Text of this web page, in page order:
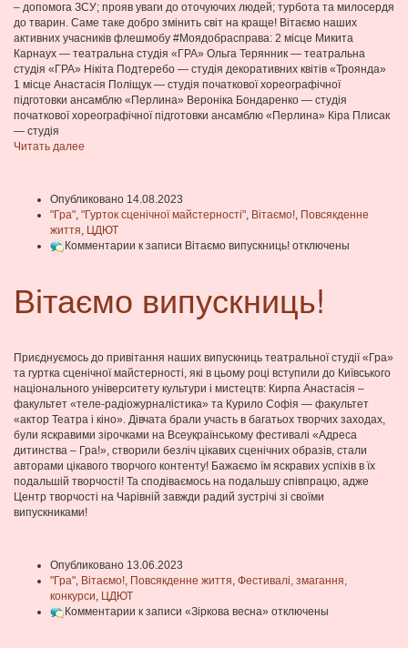
– допомога ЗСУ; прояв уваги до оточуючих людей; турбота та милосердя
до тварин. Саме таке добро змінить світ на краще! Вітаємо наших
активних учасників флешмобу #Моядобрасправа: 2 місце Микита
Карнаух — театральна студія «ГРА» Ольга Терянник — театральна
студія «ГРА» Нікіта Подтеребо — студія декоративних квітів «Троянда»
1 місце Анастасія Поліщук — студія початкової хореографічної
підготовки ансамблю «Перлина» Вероніка Бондаренко — студія
початкової хореографічної підготовки ансамблю «Перлина» Кіра Плисак
— студія
Читать далее
Опубликовано 14.08.2023
"Гра", "Гурток сценічної майстерності", Вітаємо!, Повсякденне
життя, ЦДЮТ
Комментарии к записи Вітаємо випускниць! отключены
Вітаємо випускниць!
Приєднуємось до привітання наших випускниць театральної студії «Гра»
та гуртка сценічної майстерності, які в цьому році вступили до Київського
національного університету культури і мистецтв: Кирпа Анастасія –
факультет «теле-радіожурналістика» та Курило Софія — факультет
«актор Театра і кіно». Дівчата брали участь в багатьох творчих заходах,
були яскравими зірочками на Всеукраїнському фестивалі «Адреса
дитинства – Гра!», створили безліч цікавих сценічних образів, стали
авторами цікавого творчого контенту! Бажаємо їм яскравих успіхів в їх
подальшій творчості! Та сподіваємось на подальшу співпрацю, адже
Центр творчості на Чарівній завжди радий зустрічі зі своїми
випускниками!
Опубликовано 13.06.2023
"Гра", Вітаємо!, Повсякденне життя, Фестивалі, змагання,
конкурси, ЦДЮТ
Комментарии к записи «Зіркова весна» отключены